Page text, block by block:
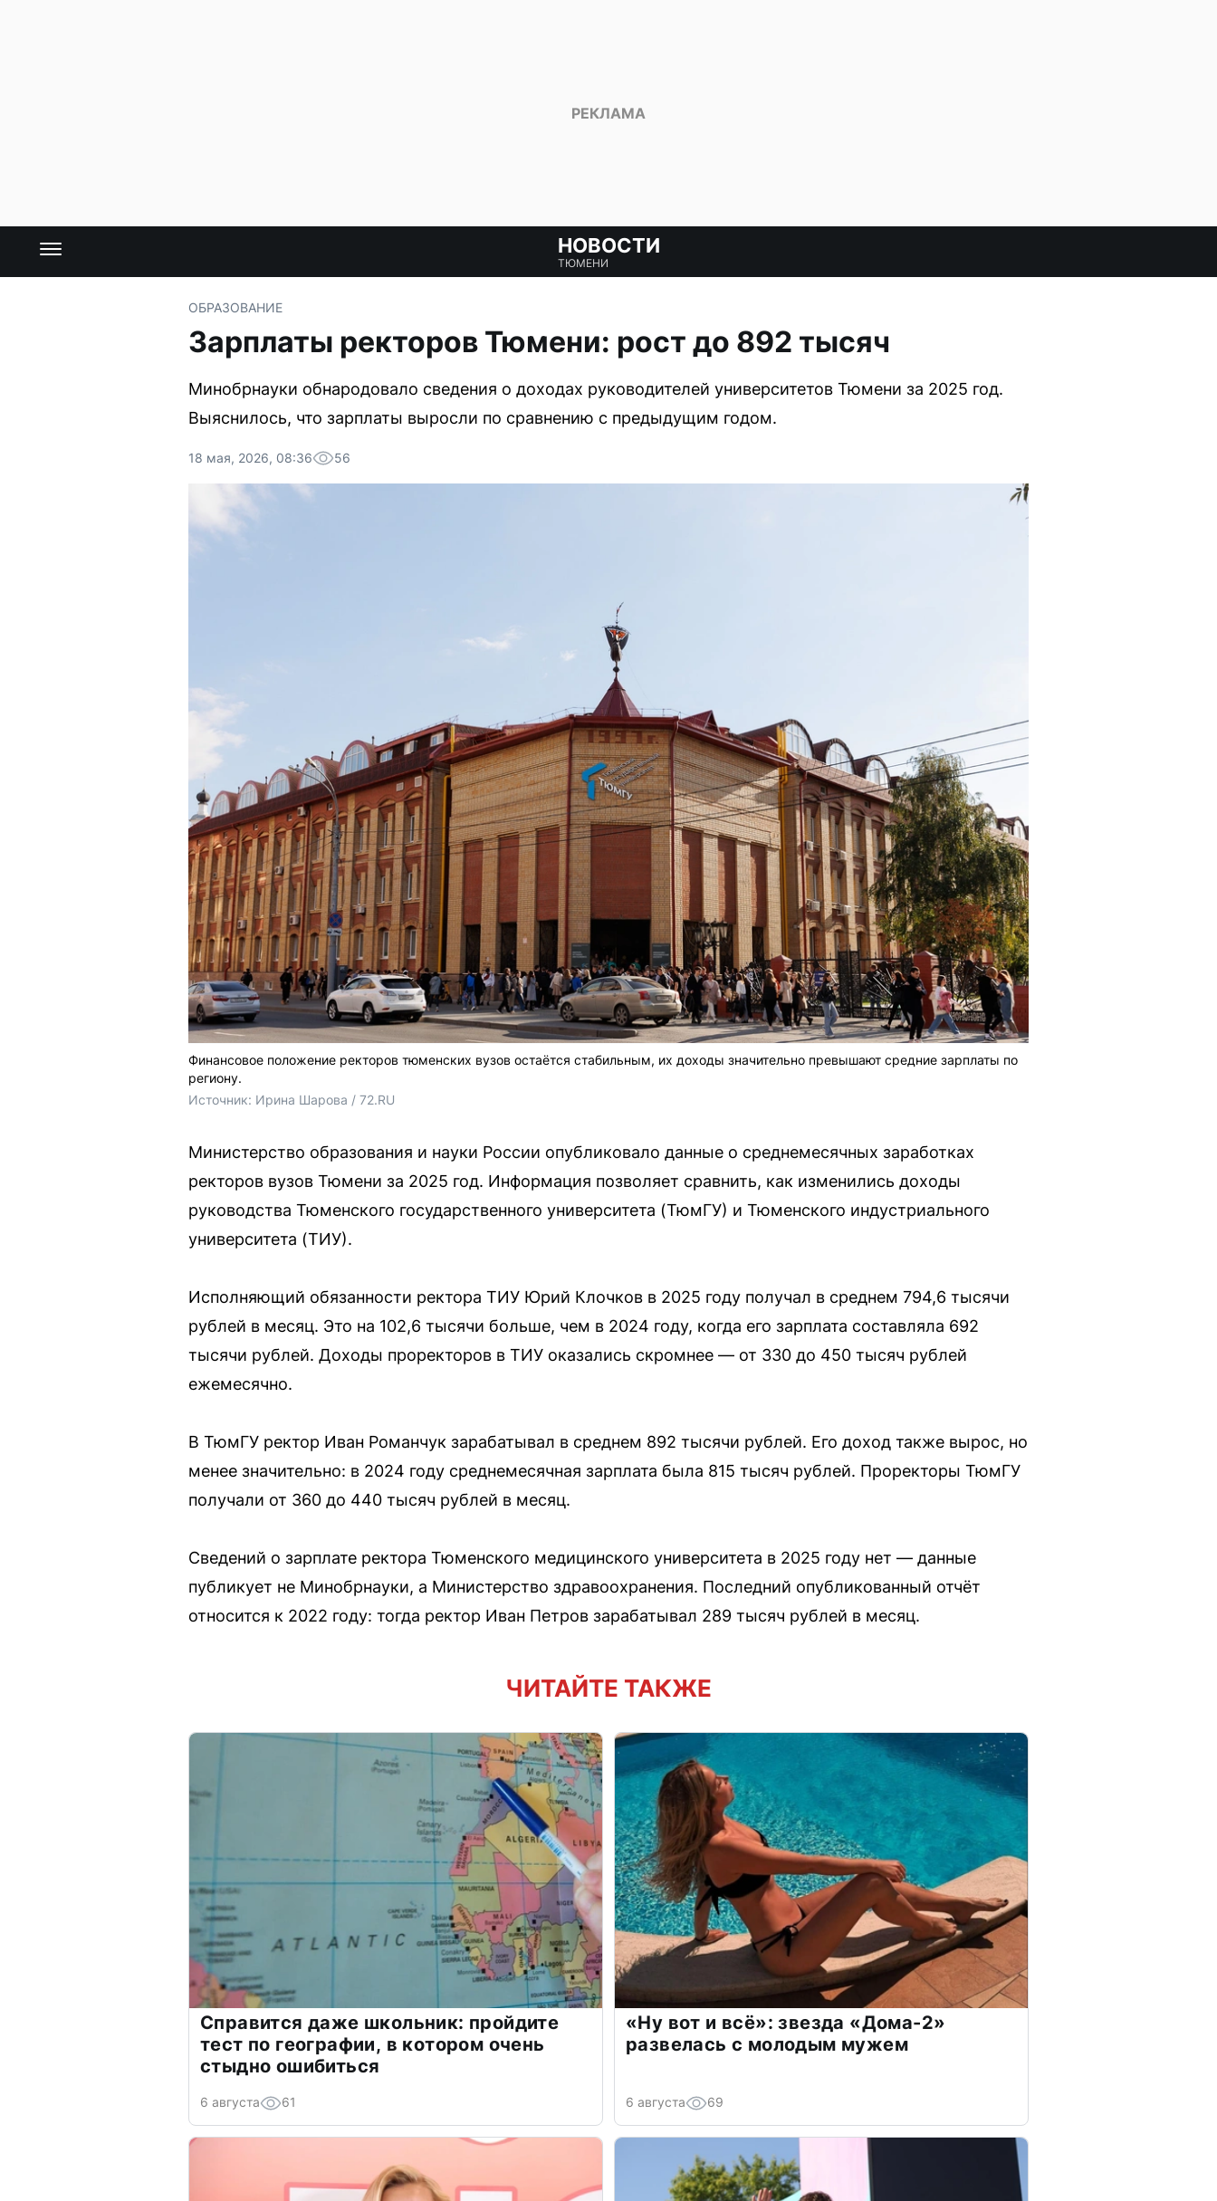
НОВОСТИ
ТЮМЕНИ
ОБРАЗОВАНИЕ
Зарплаты ректоров Тюмени: рост до 892 тысяч
Минобрнауки обнародовало сведения о доходах руководителей университетов Тюмени за 2025 год.
Выяснилось, что зарплаты выросли по сравнению с предыдущим годом.
18 мая, 2026, 08:36 56
Финансовое положение ректоров тюменских вузов остаётся стабильным, их доходы значительно превышают средние зарплаты по
региону.
Источник: Ирина Шарова / 72.RU
Министерство образования и науки России опубликовало данные о среднемесячных заработках
ректоров вузов Тюмени за 2025 год. Информация позволяет сравнить, как изменились доходы
руководства Тюменского государственного университета (ТюмГУ) и Тюменского индустриального
университета (ТИУ).
Исполняющий обязанности ректора ТИУ Юрий Клочков в 2025 году получал в среднем 794,6 тысячи
рублей в месяц. Это на 102,6 тысячи больше, чем в 2024 году, когда его зарплата составляла 692
тысячи рублей. Доходы проректоров в ТИУ оказались скромнее — от 330 до 450 тысяч рублей
ежемесячно.
В ТюмГУ ректор Иван Романчук зарабатывал в среднем 892 тысячи рублей. Его доход также вырос, но
менее значительно: в 2024 году среднемесячная зарплата была 815 тысяч рублей. Проректоры ТюмГУ
получали от 360 до 440 тысяч рублей в месяц.
Сведений о зарплате ректора Тюменского медицинского университета в 2025 году нет — данные
публикует не Минобрнауки, а Министерство здравоохранения. Последний опубликованный отчёт
относится к 2022 году: тогда ректор Иван Петров зарабатывал 289 тысяч рублей в месяц.
ЧИТАЙТЕ ТАКЖЕ
Справится даже школьник: пройдите
тест по географии, в котором очень
стыдно ошибиться
6 августа 61
«Ну вот и всё»: звезда «Дома-2»
развелась с молодым мужем
6 августа 69